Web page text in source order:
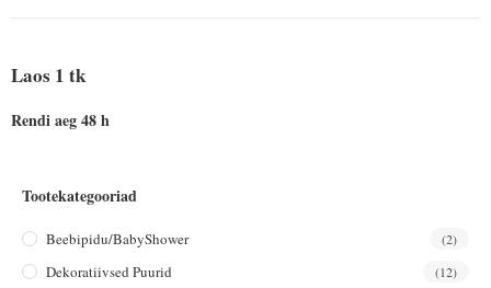
Laos 1 tk
Rendi aeg 48 h
Tootekategooriad
Beebipidu/BabyShower (2)
Dekoratiivsed Puurid (12)